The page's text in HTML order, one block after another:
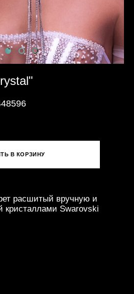
В КОРЗИНУ
расшитый вручную и
кристаллами Swarovski